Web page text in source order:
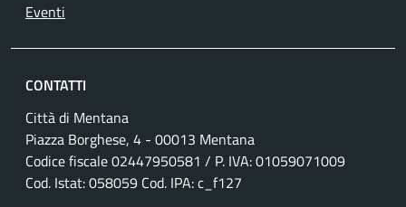
Eventi
CONTATTI
Città di Mentana
Piazza Borghese, 4 - 00013 Mentana
Codice fiscale02447950581 / P. IVA:01059071009
Cod. Istat: 058059 Cod. IPA: c_f127